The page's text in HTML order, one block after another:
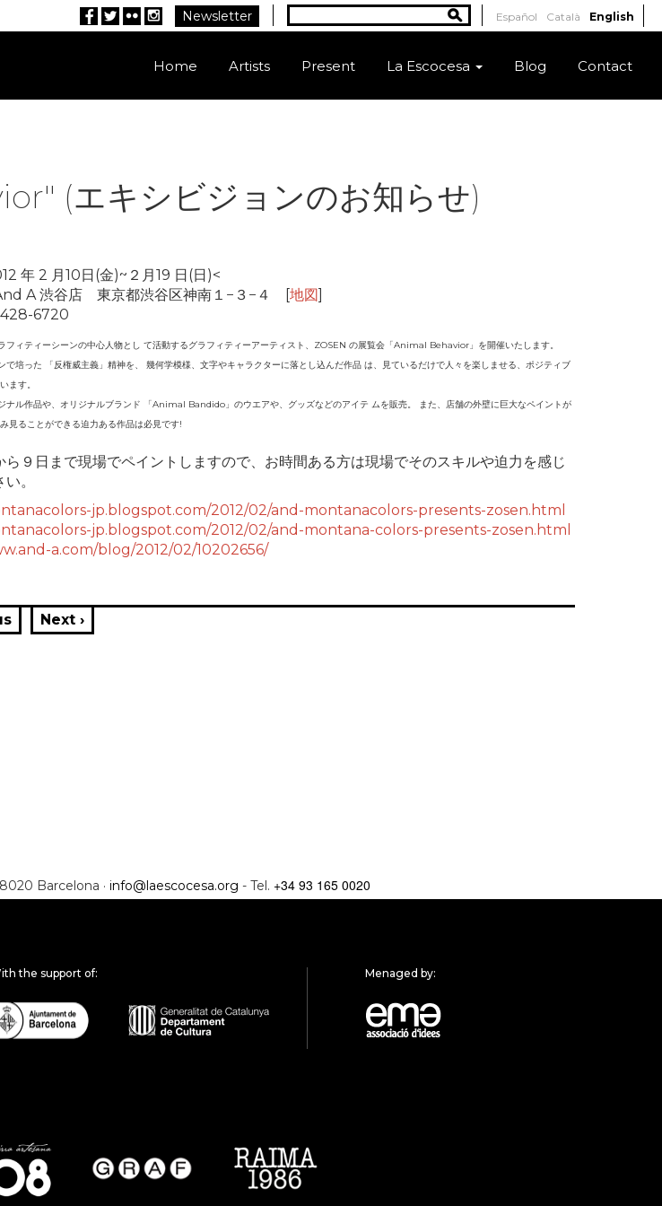
Español Català English
Search form
Newsletter
Facebook
Twitter
FlickrInstagram
Home Artists Present La Escocesa Blog Contact
(エキシビジョンのお知らせ)
年 2 月10日(金)~２月19 日(日)<
A 渋谷店 東京都渋谷区神南１−３−４ [地図]
6720
フィティーシーンの中心人物とし て活動するグラフィティーアーティスト、ZOSEN の展覧会「Animal Behavior」を開催いたします。
で培った 「反権威主義」精神を、 幾何学模様、文字やキャラクターに落とし込んだ作品 は、見ているだけで人々を楽しませる、ポジティブ
ます。
ナル作品や、オリジナルブランド 「Animal Bandido」のウエアや、グッズなどのアイテ ムを販売。 また、店舗の外壁に巨大なペイントが
見ることができる迫力ある作品は必見です!
ら９日まで現場でペイントしますので、お時間ある方は現場でそのスキルや迫力を感じ
。
jp.blogspot.com/2012/02/and-montanacolors-presents-zosen.html
jp.blogspot.com/2012/02/and-montana-colors-presents-zosen.html
a.com/blog/2012/02/10202656/
Next ›
Barcelona · info@laescocesa.org - Tel. +34 93 165 0020
the support of: Menaged by: